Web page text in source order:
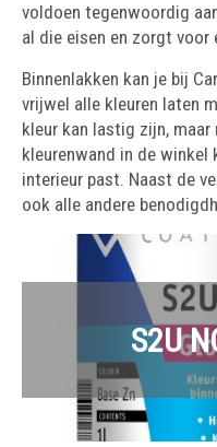
voldoen tegenwoordig
al die eisen en zorgt
Binnenlakken kan je bij
vrijwel alle kleuren laten
kleur kan lastig zijn, maar
kleurenwand in de
interieur past. Naast de
ook alle andere
S2U